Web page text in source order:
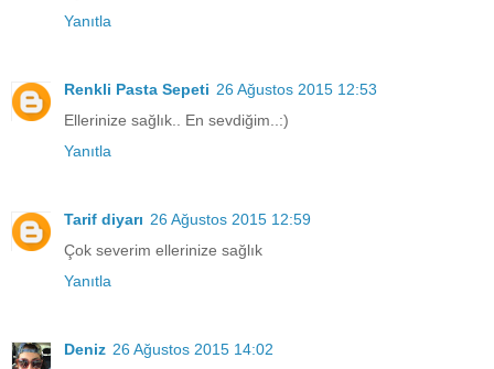
Yanıtla
Renkli Pasta Sepeti 26 Ağustos 2015 12:53
Ellerinize sağlık.. En sevdiğim..:)
Yanıtla
Tarif diyarı 26 Ağustos 2015 12:59
Çok severim ellerinize sağlık
Yanıtla
Deniz 26 Ağustos 2015 14:02